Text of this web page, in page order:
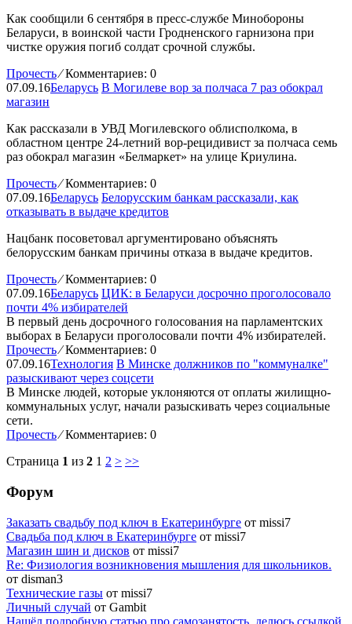
Как сообщили 6 сентября в пресс-службе Минобороны
Беларуси, в воинской части Гродненского гарнизона при
чистке оружия погиб солдат срочной службы.
Прочесть ⁄Комментариев: 0
07.09.16Беларусь В Могилеве вор за полчаса 7 раз обокрал
магазин
Как рассказали в УВД Могилевского облисполкома, в
областном центре 24-летний вор-рецидивист за полчаса семь
раз обокрал магазин «Белмаркет» на улице Криулина.
Прочесть ⁄Комментариев: 0
07.09.16Беларусь Белорусским банкам рассказали, как
отказывать в выдаче кредитов
Нацбанк посоветовал аргументировано объяснять
белорусским банкам причины отказа в выдаче кредитов.
Прочесть ⁄Комментариев: 0
07.09.16Беларусь ЦИК: в Беларуси досрочно проголосовало
почти 4% избирателей
В первый день досрочного голосования на парламентских
выборах в Беларуси проголосовали почти 4% избирателей.
Прочесть ⁄Комментариев: 0
07.09.16Технология В Минске должников по "коммуналке"
разыскивают через соцсети
В Минске людей, которые уклоняются от оплаты жилищно-
коммунальных услуг, начали разыскивать через социальные
сети.
Прочесть ⁄Комментариев: 0
Страница 1 из 2 1 2 > >>
Форум
Заказать свадьбу под ключ в Екатеринбурге от missi7
Cвадьба под ключ в Екатеринбурге от missi7
Магазин шин и дисков от missi7
Re: Физиология возникновения мышления для школьников.
от disman3
Технические газы от missi7
Личный случай от Gambit
Нашёл подробную статью про самозанятость, делюсь ссылкой